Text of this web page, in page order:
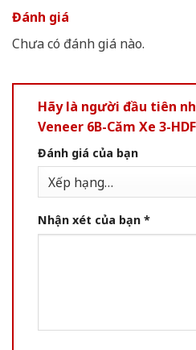
Đánh giá
Chưa có đánh giá nào.
Hãy là người đầu tiên
Veneer 6B-Căm Xe 3-
Đánh giá của bạn
Nhận xét của bạn *